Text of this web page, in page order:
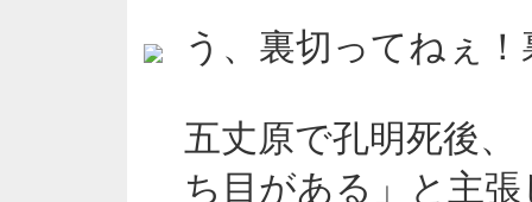
う、裏切ってねぇ
五丈原で孔明死後
ち目がある」と主